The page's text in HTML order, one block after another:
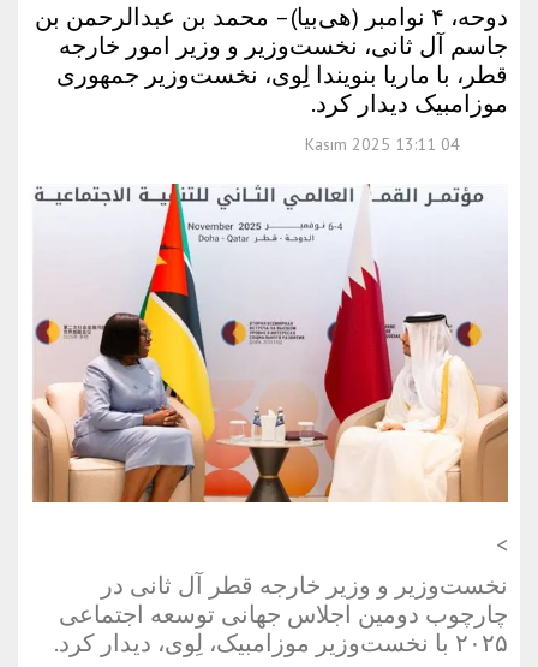
دوحه، ۴ نوامبر (هی‌بیا) – محمد بن عبدالرحمن بن
جاسم آل ثانی، نخست‌وزیر و وزیر امور خارجه
قطر، با ماریا بنویندا لِوی، نخست‌وزیر جمهوری
موزامبیک دیدار کرد.
04 Kasım 2025 13:11
>
نخست‌وزیر و وزیر خارجه قطر آل ثانی در
چارچوب دومین اجلاس جهانی توسعه اجتماعی
۲۰۲۵ با نخست‌وزیر موزامبیک، لِوی، دیدار کرد.